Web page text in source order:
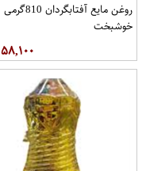
روغن مايع آفتابگردان 810گرمی
خوشبخت
۵۸,۱۰۰